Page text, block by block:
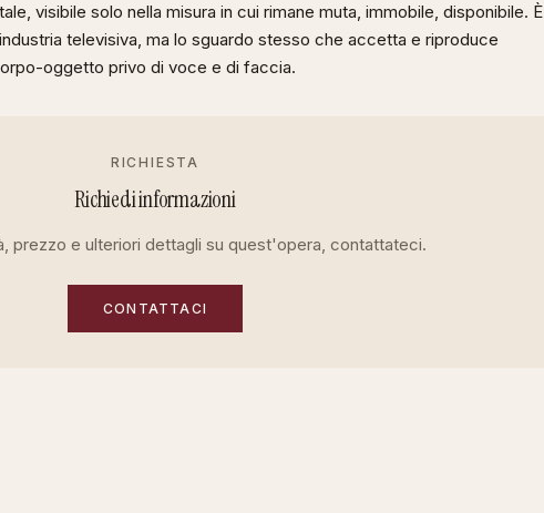
visibile solo nella misura in cui rimane muta, immobile, disponibile. È
televisiva, ma lo sguardo stesso che accetta e riproduce
oggetto privo di voce e di faccia.
RICHIESTA
Richiedi informazioni
prezzo e ulteriori dettagli su quest'opera, contattateci.
CONTATTACI